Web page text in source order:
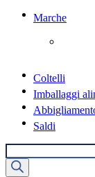
Marche
Coltelli
Imballaggi
Saldi
Ricerca
prodotti